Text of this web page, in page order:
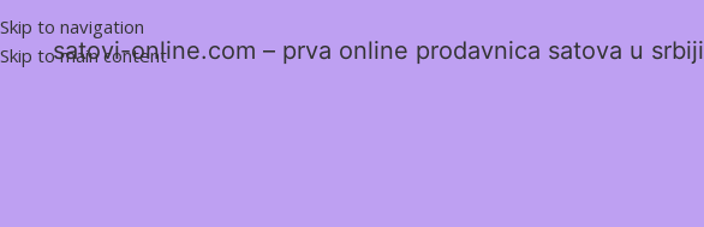
Skip to navigation
Skip to main content
satovi-online.com – prva online prodavnica satova u srbiji